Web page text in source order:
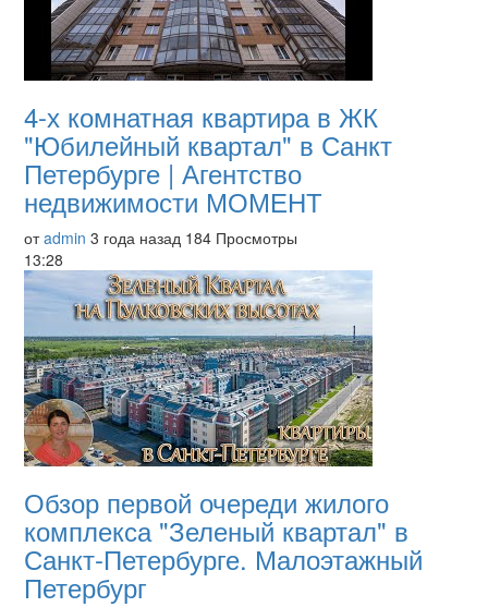
4-х комнатная квартира в ЖК
"Юбилейный квартал" в Санкт
Петербурге | Агентство
недвижимости МОМЕНТ
отadmin 3 года назад 184 Просмотры
13:28
Обзор первой очереди жилого
комплекса "Зеленый квартал" в
Санкт-Петербурге. Малоэтажный
Петербург